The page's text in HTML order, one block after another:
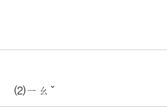
⑵ㄧㄠˇ